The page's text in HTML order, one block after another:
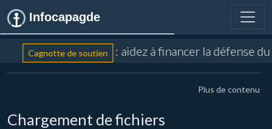
Infocapagde
Cagnotte de soutien : aidez à financer la défense
Plus de contenu
Chargement de fichiers